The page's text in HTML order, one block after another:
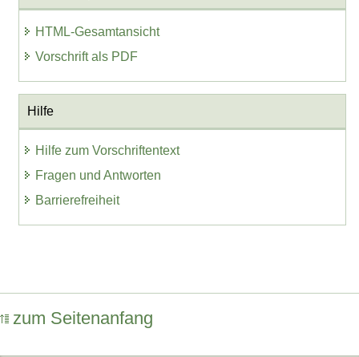
HTML-Gesamtansicht
Vorschrift als PDF
Hilfe
Hilfe zum Vorschriftentext
Fragen und Antworten
Barrierefreiheit
zum Seitenanfang